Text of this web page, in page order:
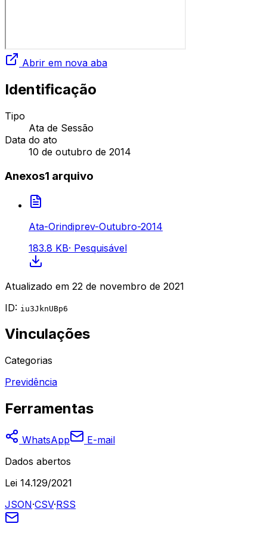
Abrir em nova aba
Identificação
Tipo
Ata de Sessão
Data do ato
10 de outubro de 2014
Anexos1 arquivo
Ata-Orindiprev-Outubro-2014
183.8 KB· Pesquisável
Atualizado em 22 de novembro de 2021
ID: iu3JknUBp6
Vinculações
Categorias
Previdência
Ferramentas
WhatsApp
E-mail
Dados abertos
Lei 14.129/2021
JSON·CSV·RSS